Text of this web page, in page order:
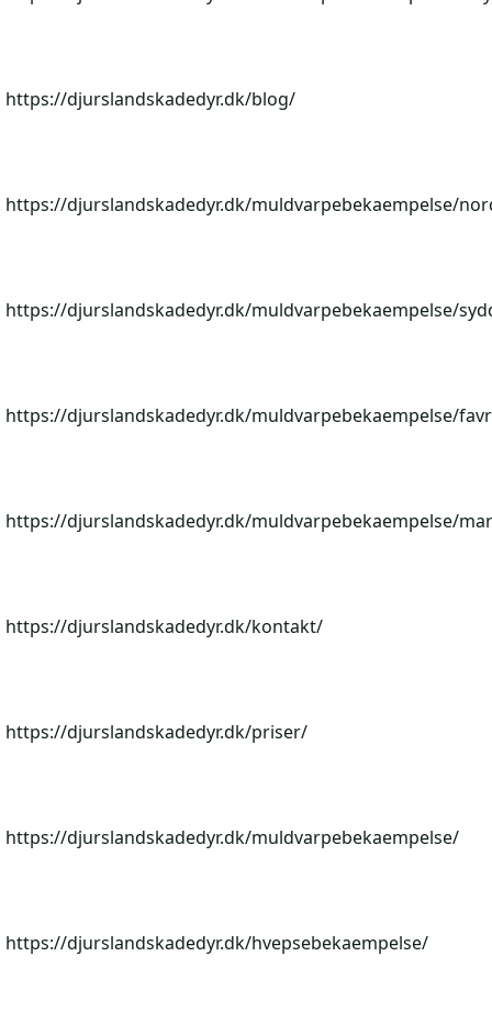
https://djurslandskadedyr.dk/blog/
https://djurslandskadedyr.dk/muldvarpebekaempelse/
https://djurslandskadedyr.dk/muldvarpebekaempelse/
https://djurslandskadedyr.dk/muldvarpebekaempelse/
https://djurslandskadedyr.dk/muldvarpebekaempelse/
https://djurslandskadedyr.dk/kontakt/
https://djurslandskadedyr.dk/priser/
https://djurslandskadedyr.dk/muldvarpebekaempelse/
https://djurslandskadedyr.dk/hvepsebekaempelse/